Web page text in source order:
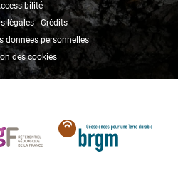
légales - Crédits
données personnelles
des cookies